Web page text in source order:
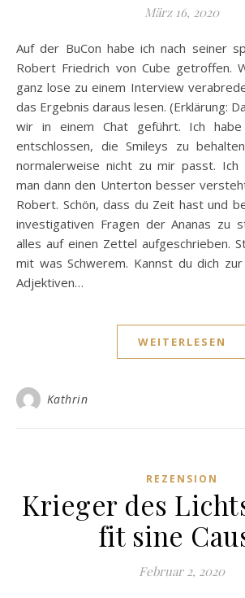
März 16, 2020
Auf der BuCon habe ich nach seiner spannenden Lesung
Robert Friedrich von Cube getroffen.
ganz lose zu einem Interview
das Ergebnis daraus lesen. (Erklärung:
wir in einem Chat geführt. Ich
entschlossen, die Smileys zu
normalerweise nicht zu mir passt. Ich
man dann den Unterton besser
Robert. Schön, dass du Zeit hast und
investigativen Fragen der Ananas zu
alles auf einen Zettel aufgeschrieben.
mit was Schwerem. Kannst du dich
Adjektiven…
WEITERLESEN
Kathrin
REZENSION
Krieger des
fit sine
Februar 2, 2020